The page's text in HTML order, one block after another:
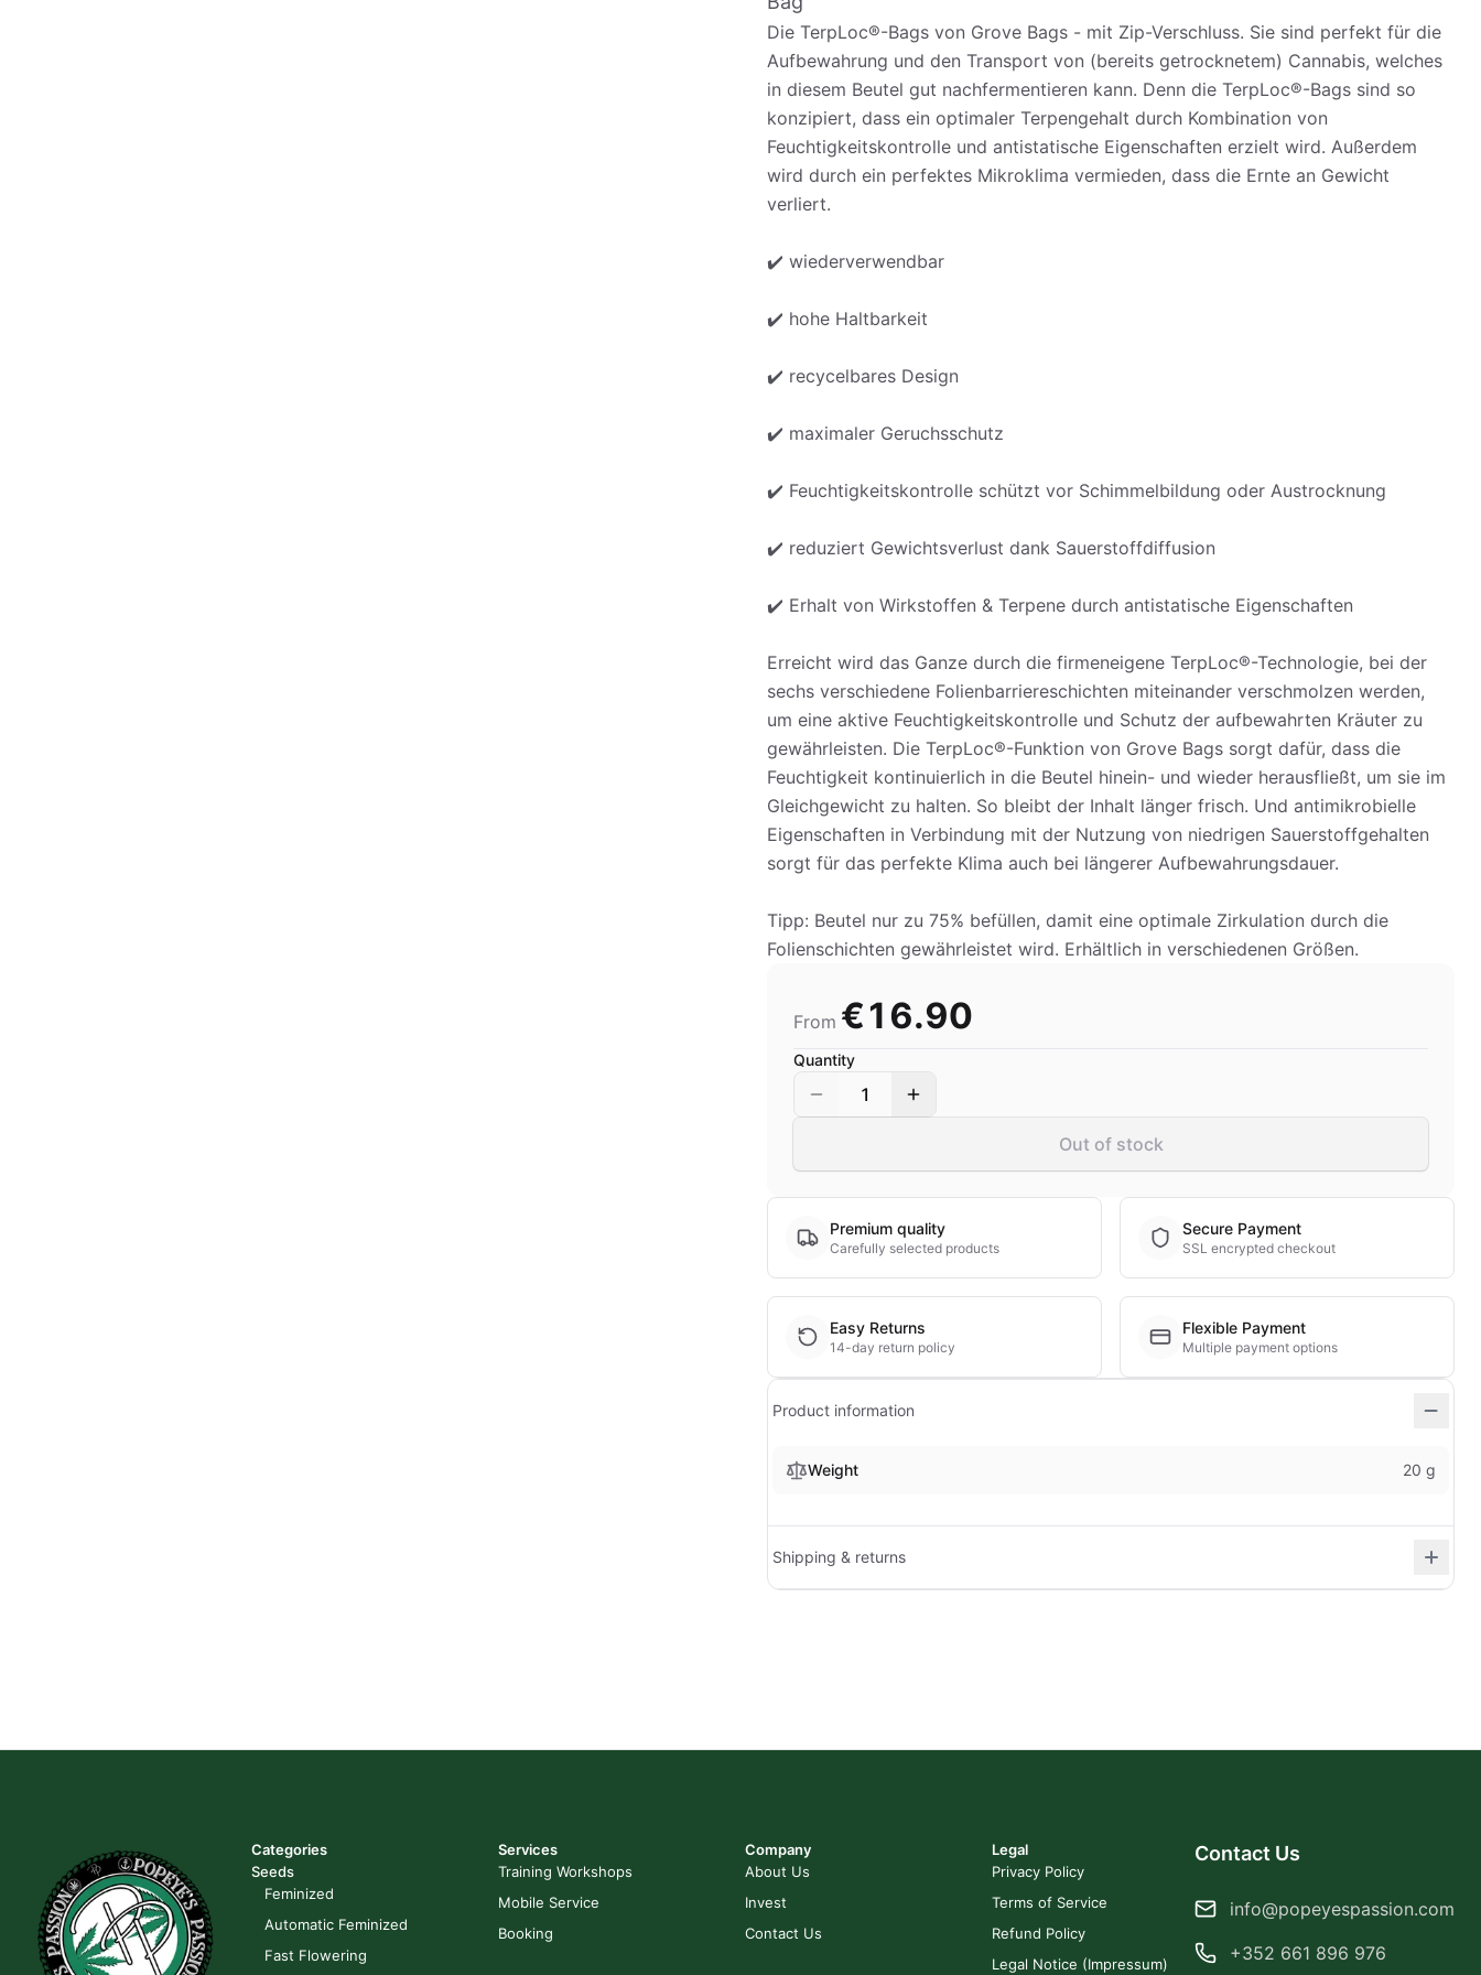
Die TerpLoc®-Bags von Grove Bags - mit Zip-Verschluss. Sie sind perfekt für die
Aufbewahrung und den Transport von (bereits getrocknetem) Cannabis, welches
in diesem Beutel gut nachfermentieren kann. Denn die TerpLoc®-Bags sind so
konzipiert, dass ein optimaler Terpengehalt durch Kombination von
Feuchtigkeitskontrolle und antistatische Eigenschaften erzielt wird. Außerdem
wird durch ein perfektes Mikroklima vermieden, dass die Ernte an Gewicht
verliert.
✔️ wiederverwendbar
✔️ hohe Haltbarkeit
✔️ recycelbares Design
✔️ maximaler Geruchsschutz
✔️ Feuchtigkeitskontrolle schützt vor Schimmelbildung oder Austrocknung
✔️ reduziert Gewichtsverlust dank Sauerstoffdiffusion
✔️ Erhalt von Wirkstoffen & Terpene durch antistatische Eigenschaften
Erreicht wird das Ganze durch die firmeneigene TerpLoc®-Technologie, bei der
sechs verschiedene Folienbarriereschichten miteinander verschmolzen werden,
um eine aktive Feuchtigkeitskontrolle und Schutz der aufbewahrten Kräuter zu
gewährleisten. Die TerpLoc®-Funktion von Grove Bags sorgt dafür, dass die
Feuchtigkeit kontinuierlich in die Beutel hinein- und wieder herausfließt, um sie im
Gleichgewicht zu halten. So bleibt der Inhalt länger frisch. Und antimikrobielle
Eigenschaften in Verbindung mit der Nutzung von niedrigen Sauerstoffgehalten
sorgt für das perfekte Klima auch bei längerer Aufbewahrungsdauer.
Tipp: Beutel nur zu 75% befüllen, damit eine optimale Zirkulation durch die
Folienschichten gewährleistet wird. Erhältlich in verschiedenen Größen.
From €16.90
Quantity
1
Out of stock
Premium quality
Carefully selected products
Secure Payment
SSL encrypted checkout
Easy Returns
14-day return policy
Flexible Payment
Multiple payment options
Product information
Weight 20 g
Shipping & returns
Categories
Seeds
Feminized
Automatic Feminized
Fast Flowering
Services
Training Workshops
Mobile Service
Booking
Company
About Us
Invest
Contact Us
Legal
Privacy Policy
Terms of Service
Refund Policy
Legal Notice (Impressum)
Contact Us
info@popeyespassion.com
+352 661 896 976